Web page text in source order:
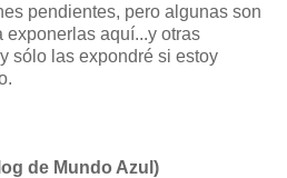
pendientes, pero algunas son
exponerlas aquí...y otras
sólo las expondré si estoy
de Mundo Azul)